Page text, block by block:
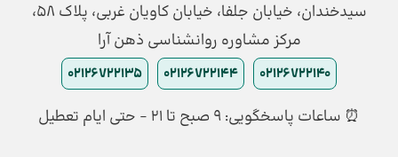
سیدخندان، خیابان جلفا، خیابان کاویان غربی، پلاک 58،
مرکز مشاوره روانشناسی ذهن آرا
02126722140
02126722144
02126722135
⏰ ساعات پاسخگویی: ۹ صبح تا ۲۱ - حتی ایام تعطیل